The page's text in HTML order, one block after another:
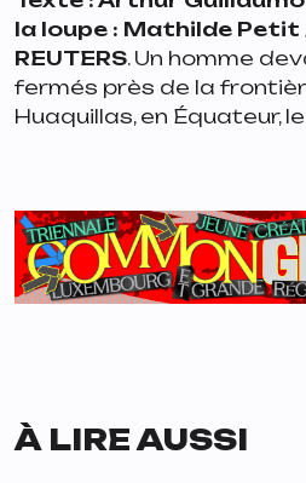
la loupe : Mathilde Petit
REUTERS. Un homme
fermés près de la
Huaquillas, en Équateur,
À LIRE AUSSI